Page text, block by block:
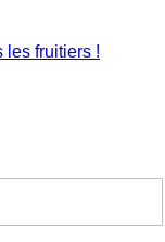
les fruitiers !